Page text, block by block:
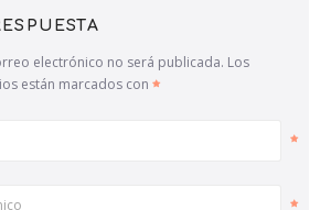
electrónico no será publicada. Los
están marcados con